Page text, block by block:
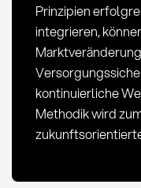
Prinzipien
integrieren,
kontinuierliche
Methodik wird